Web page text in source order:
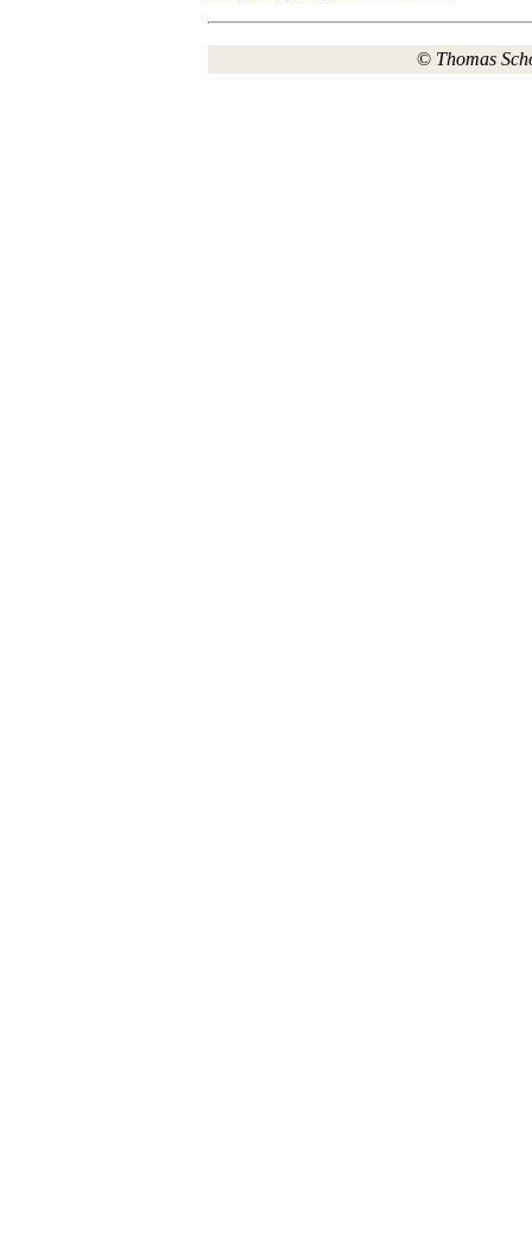
© Thomas